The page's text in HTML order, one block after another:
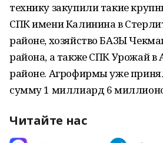
технику закупили такие
СПК имени Калинина в
районе, хозяйство БАЗЫ
района, а также СПК Урожай в
районе. Агрофирмы уже
сумму 1 миллиард 6
Читайте нас